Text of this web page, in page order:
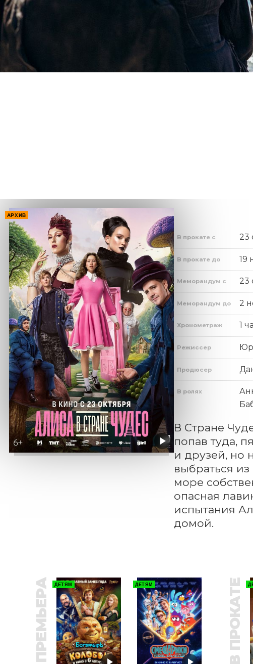
АРХИВ
В прокате с 23
В прокате до 19
Меморандум с 23
Меморандум до 2
Хронометраж 1
Режиссер
Продюсер
В ролях
В Стране
попав туда,
и друзей, но
выбраться
море
опасная
испытания
домой.
ПРЕМЬЕРА ДЕТЯМ ДЕТЯМ В ПРОКАТЕ